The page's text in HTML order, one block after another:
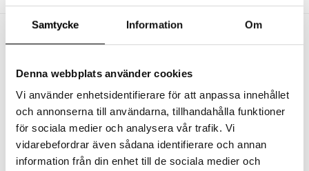
Samtycke Information Om
Denna webbplats använder cookies
Vi använder enhetsidentifierare för att anpassa innehållet
och annonserna till användarna, tillhandahålla funktioner
för sociala medier och analysera vår trafik. Vi
vidarebefordrar även sådana identifierare och annan
information från din enhet till de sociala medier och
Andra köpte även